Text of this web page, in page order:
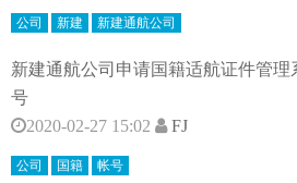
公司 新建 新建通航公司
新建通航公司申请国籍适航证件管理
号
2020-02-27 15:02
FJ
公司 国籍 帐号